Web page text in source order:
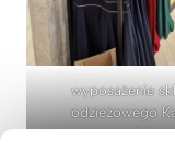
wyposażenie
odzieżowego